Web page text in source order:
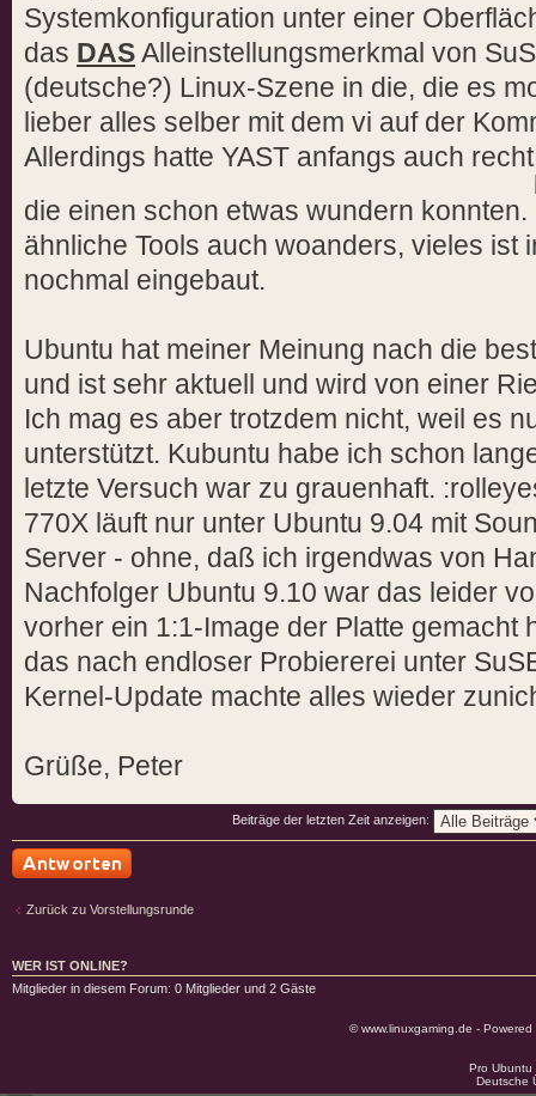
Systemkonfiguration unter einer
das DASAlleinstellungsmerkmal von
(deutsche?) Linux-Szene in die, die es
lieber alles selber mit dem vi auf der
Allerdings hatte YAST anfangs auch
die einen schon etwas wundern konnten.
ähnliche Tools auch woanders, vieles ist
nochmal eingebaut.
Ubuntu hat meiner Meinung nach die
und ist sehr aktuell und wird von einer
Ich mag es aber trotzdem nicht, weil es
unterstützt. Kubuntu habe ich schon
letzte Versuch war zu grauenhaft.
770X läuft nur unter Ubuntu 9.04 mit
Server - ohne, daß ich irgendwas von
Nachfolger Ubuntu 9.10 war das leider
vorher ein 1:1-Image der Platte gemacht
das nach endloser Probiererei unter
Kernel-Update machte alles wieder
Grüße, Peter
Beiträge der letzten Zeit anzeigen:
Zurück zu Vorstellungsrunde
WER IST ONLINE?
Mitglieder in diesem Forum: 0 Mitglieder und 2 Gäste
© www.linuxgaming.de -
Pro
Deutsche